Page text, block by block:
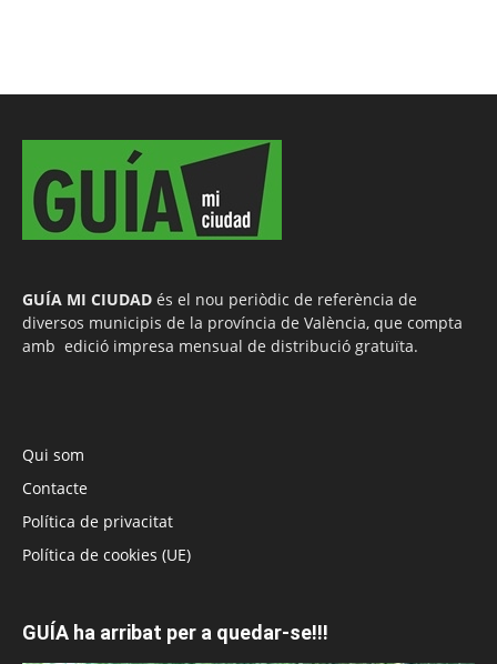
GUÍA MI CIUDAD és el nou periòdic de referència de
diversos municipis de la província de València, que compta
amb edició impresa mensual de distribució gratuïta.
Qui som
Contacte
Política de privacitat
Política de cookies (UE)
GUÍA ha arribat per a quedar-se!!!